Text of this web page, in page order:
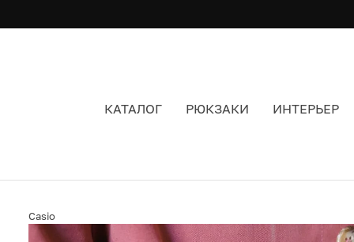
КАТАЛОГ РЮКЗАКИ ИНТЕРЬЕР
Casio